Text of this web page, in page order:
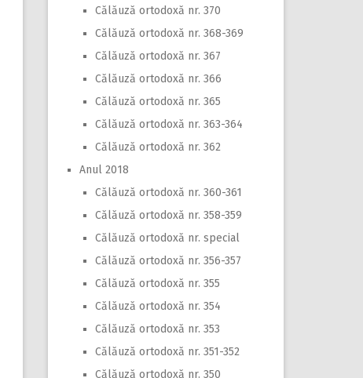
Călăuză ortodoxă nr. 370
Călăuză ortodoxă nr. 368-369
Călăuză ortodoxă nr. 367
Călăuză ortodoxă nr. 366
Călăuză ortodoxă nr. 365
Călăuză ortodoxă nr. 363-364
Călăuză ortodoxă nr. 362
Anul 2018
Călăuză ortodoxă nr. 360-361
Călăuză ortodoxă nr. 358-359
Călăuză ortodoxă nr. special
Călăuză ortodoxă nr. 356-357
Călăuză ortodoxă nr. 355
Călăuză ortodoxă nr. 354
Călăuză ortodoxă nr. 353
Călăuză ortodoxă nr. 351-352
Călăuză ortodoxă nr. 350